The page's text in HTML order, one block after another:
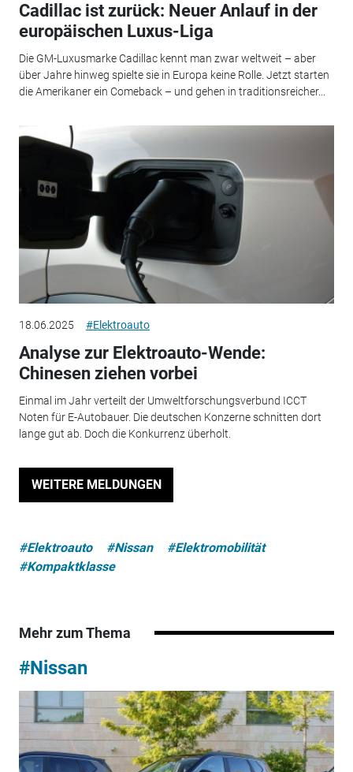
Cadillac ist zurück: Neuer Anlauf in der
europäischen Luxus-Liga
Die GM-Luxusmarke Cadillac kennt man zwar weltweit – aber
über Jahre hinweg spielte sie in Europa keine Rolle. Jetzt starten
die Amerikaner ein Comeback – und gehen in traditionsreicher...
18.06.2025 #Elektroauto
Analyse zur Elektroauto-Wende:
Chinesen ziehen vorbei
Einmal im Jahr verteilt der Umweltforschungsverbund ICCT
Noten für E-Autobauer. Die deutschen Konzerne schnitten dort
lange gut ab. Doch die Konkurrenz überholt.
WEITERE MELDUNGEN
#Elektroauto #Nissan
#Elektromobilität
#Kompaktklasse
Mehr zum Thema
#Nissan